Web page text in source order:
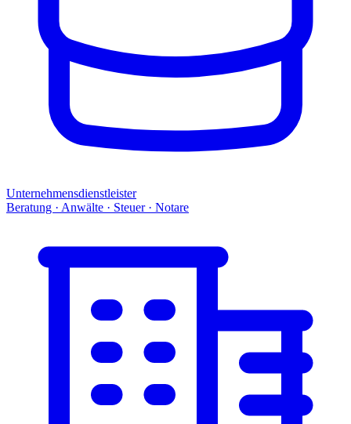
Unternehmensdienstleister
Beratung · Anwälte · Steuer · Notare